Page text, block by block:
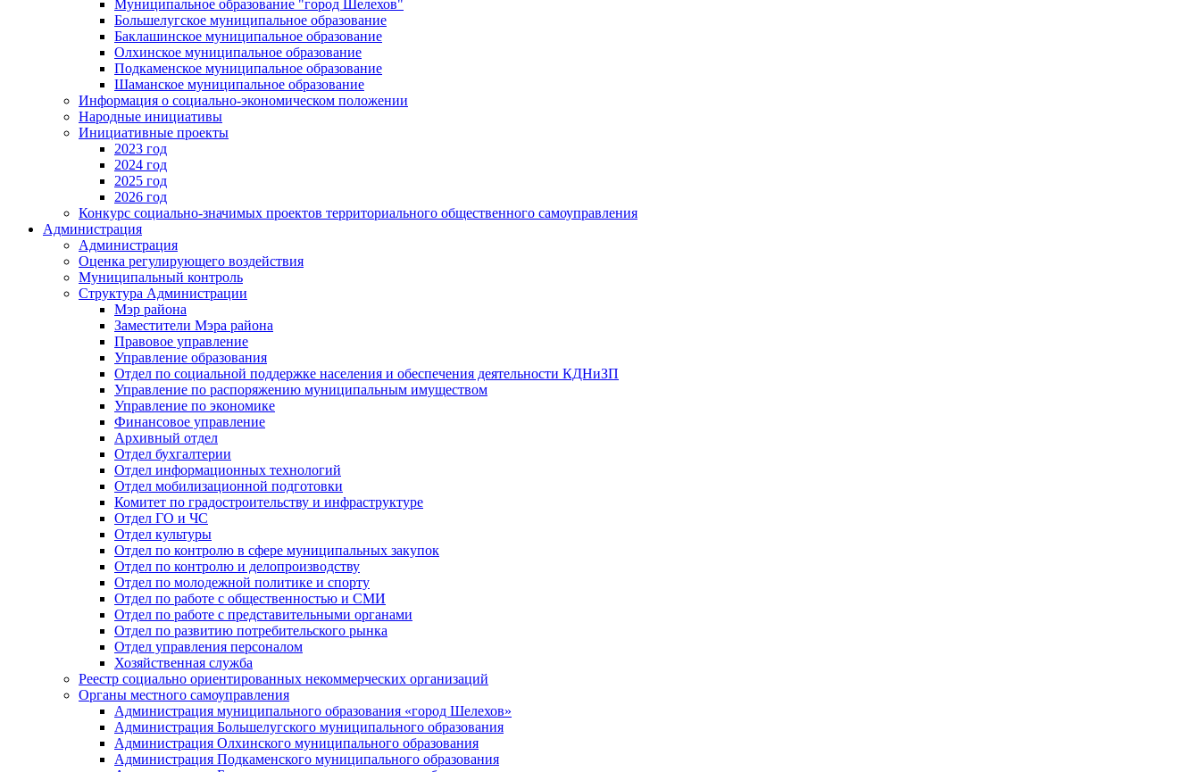
Муниципальное образование "город Шелехов"
Большелугское муниципальное образование
Баклашинское муниципальное образование
Олхинское муниципальное образование
Подкаменское муниципальное образование
Шаманское муниципальное образование
Информация о социально-экономическом положении
Народные инициативы
Инициативные проекты
2023 год
2024 год
2025 год
2026 год
Конкурс социально-значимых проектов территориального общественного самоуправления
Администрация
Администрация
Оценка регулирующего воздействия
Муниципальный контроль
Структура Администрации
Мэр района
Заместители Мэра района
Правовое управление
Управление образования
Отдел по социальной поддержке населения и обеспечения деятельности КДНиЗП
Управление по распоряжению муниципальным имуществом
Управление по экономике
Финансовое управление
Архивный отдел
Отдел бухгалтерии
Отдел информационных технологий
Отдел мобилизационной подготовки
Комитет по градостроительству и инфраструктуре
Отдел ГО и ЧС
Отдел культуры
Отдел по контролю в сфере муниципальных закупок
Отдел по контролю и делопроизводству
Отдел по молодежной политике и спорту
Отдел по работе с общественностью и СМИ
Отдел по работе с представительными органами
Отдел по развитию потребительского рынка
Отдел управления персоналом
Хозяйственная служба
Реестр социально ориентированных некоммерческих организаций
Органы местного самоуправления
Администрация муниципального образования «город Шелехов»
Администрация Большелугского муниципального образования
Администрация Олхинского муниципального образования
Администрация Подкаменского муниципального образования